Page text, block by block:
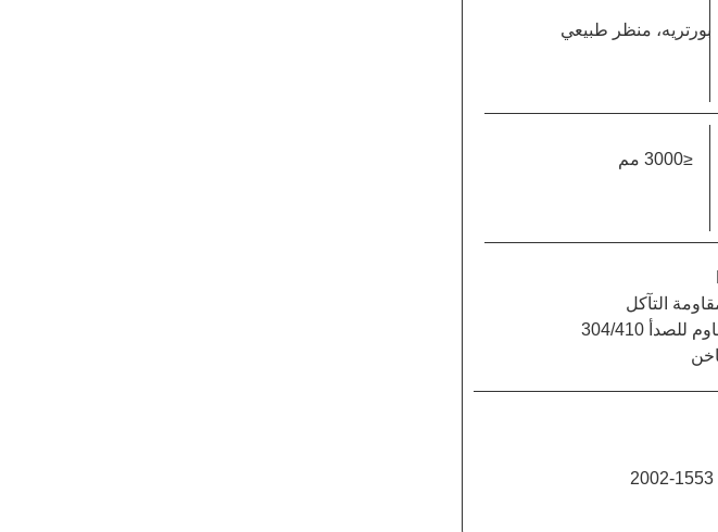
بورتريه، منظر طبيعي
≤3000 مم